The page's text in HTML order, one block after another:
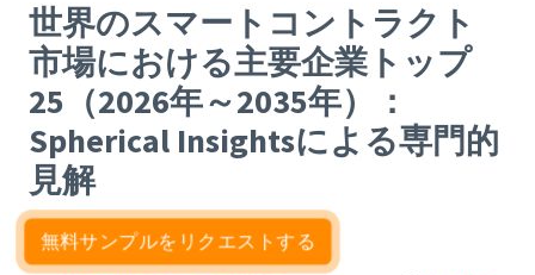
世界のスマートコントラクト
市場における主要企業トップ
25（2026年～2035年）：
Spherical Insightsによる専門的
見解
無料サンプルをリクエストする